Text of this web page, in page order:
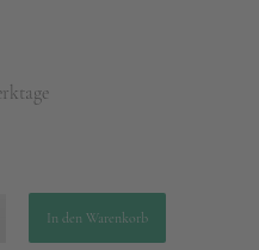
In den Warenkorb